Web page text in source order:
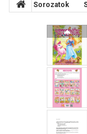
Sorozatok